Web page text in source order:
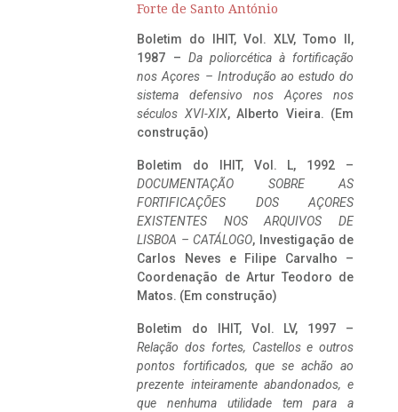
Forte de Santo António
Boletim do IHIT, Vol. XLV, Tomo II,
1987 – Da poliorcética à fortificação
nos Açores – Introdução ao estudo do
sistema defensivo nos Açores nos
séculos XVI-XIX, Alberto Vieira. (Em
construção)
Boletim do IHIT, Vol. L, 1992 –
DOCUMENTAÇÃO SOBRE AS
FORTIFICAÇÕES DOS AÇORES
EXISTENTES NOS ARQUIVOS DE
LISBOA – CATÁLOGO, Investigação de
Carlos Neves e Filipe Carvalho –
Coordenação de Artur Teodoro de
Matos. (Em construção)
Boletim do IHIT, Vol. LV, 1997 –
Relação dos fortes, Castellos e outros
pontos fortificados, que se achão ao
prezente inteiramente abandonados, e
que nenhuma utilidade tem para a